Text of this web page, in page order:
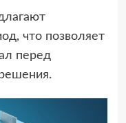
что позволяет
перед